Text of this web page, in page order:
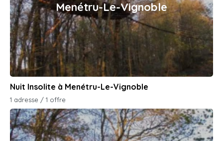
Menétru-Le-Vignoble
Nuit Insolite à Menétru-Le-Vignoble
1 adresse / 1 offre